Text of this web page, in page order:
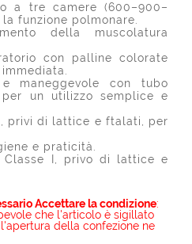
a tre camere (600–900–
funzione polmonare.
della muscolatura
con palline colorate
e maneggevole con tubo
un utilizzo semplice e
privi di lattice e ftalati, per
e praticità.
Classe I, privo di lattice e
Accettare la condizione:
che l'articolo è sigillato
della confezione ne